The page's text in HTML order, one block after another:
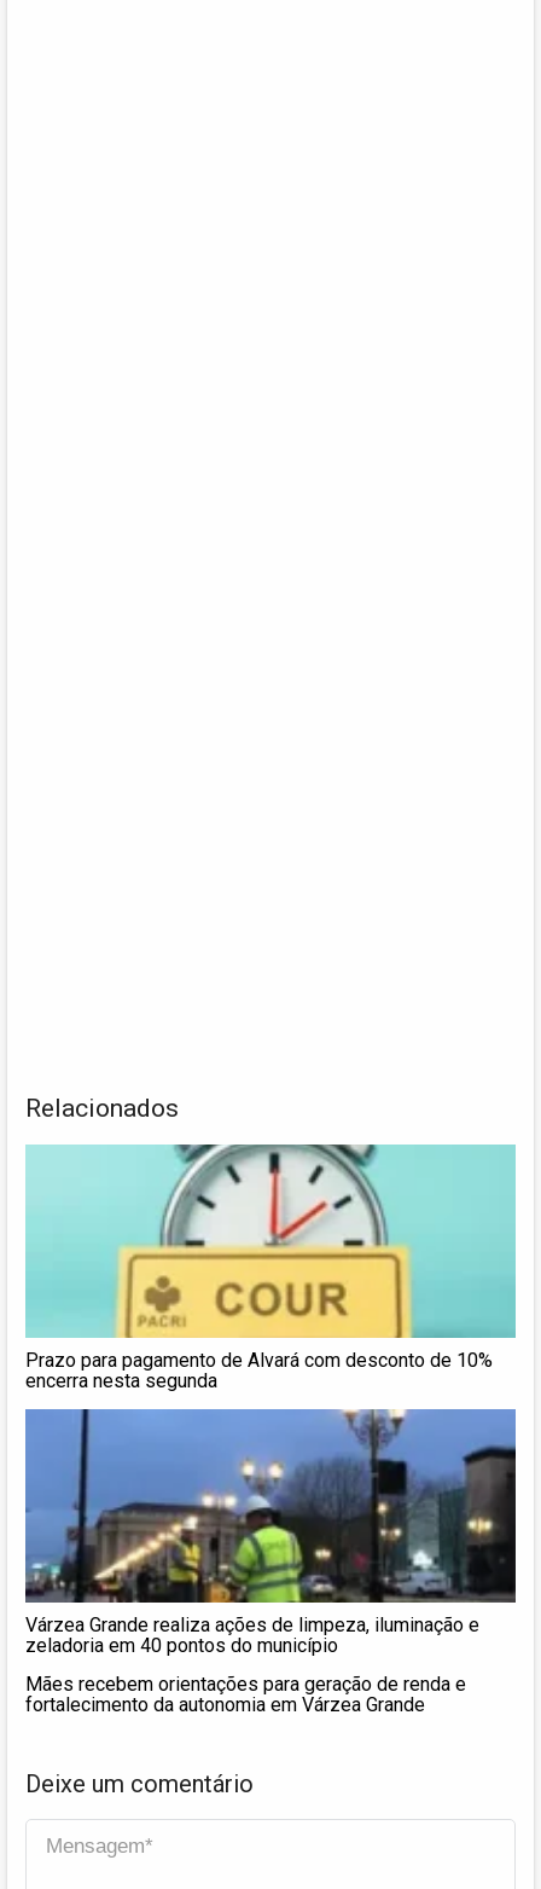
Relacionados
Prazo para pagamento de Alvará com desconto de 10%
encerra nesta segunda
Várzea Grande realiza ações de limpeza, iluminação e
zeladoria em 40 pontos do município
Mães recebem orientações para geração de renda e
fortalecimento da autonomia em Várzea Grande
Deixe um comentário